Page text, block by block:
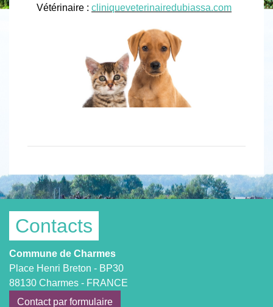
Vétérinaire : cliniqueveterinairedubiassa.com
Contacts
Commune de Charmes
Place Henri Breton - BP30
88130 Charmes - FRANCE
Contact par formulaire